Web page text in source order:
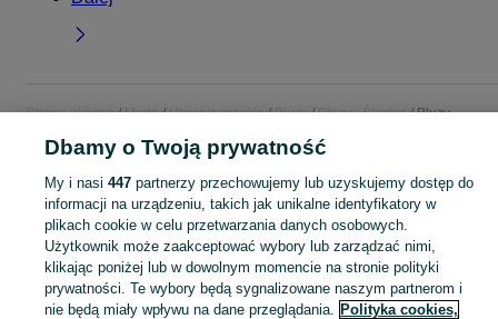
Strona główna Moda Ubrania męskie Bluzy Bluzy - Śląskie
Bluzy -
KATEGORIA
Szeroki wybór bluz męskich Tarnowskie Góry ▶️ z kapturem, dresowe, oversize i z nadrukiem ✅ Nowe i używane w atrakcyjnych cenach ✌ Znajdź oferty na OLX.pl! Zobacz
Mapa kategorii
Dbamy o Twoją prywatność
My i nasi 447partnerzy przechowujemy lub uzyskujemy dostęp do
informacji na urządzeniu, takich jak unikalne identyfikatory w
plikach cookie w celu przetwarzania danych osobowych.
Użytkownik może zaakceptować wybory lub zarządzać nimi,
klikając poniżej lub w dowolnym momencie na stronie polityki
prywatności. Te wybory będą sygnalizowane naszym partnerom i
nie będą miały wpływu na dane przeglądania. Polityka cookies,